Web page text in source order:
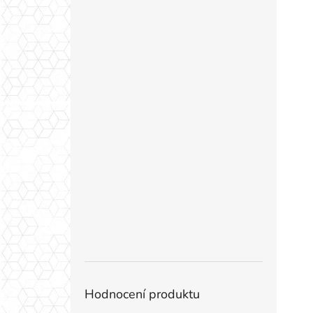
Hodnocení produktu